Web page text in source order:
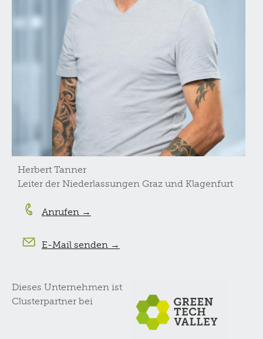
Herbert Tanner
Leiter der Niederlassungen Graz und Klagenfurt
Anrufen →
E-Mail senden →
Dieses Unternehmen ist
Clusterpartner bei